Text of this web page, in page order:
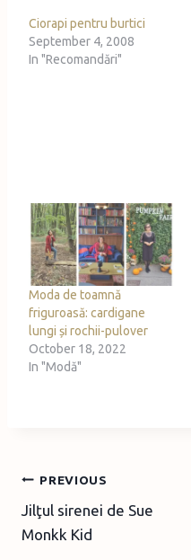
n
g
Ciorapi pentru burtici
September 4, 2008
In "Recomandări"
Moda de toamnă
friguroasă: cardigane
lungi și rochii-pulover
October 18, 2022
In "Modă"
Post
navigation
PREVIOUS
Jilţul sirenei de Sue
Monkk Kid